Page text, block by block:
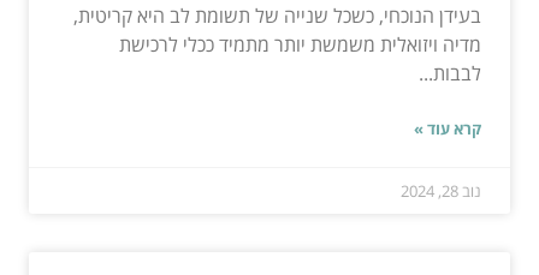
בעידן הנוכחי, כשכל שנייה של תשומת לב היא קריטית,
מדיה ויזואלית משמשת יותר מתמיד ככלי לרכישת
לבבות...
קרא עוד »
נוב 28, 2024